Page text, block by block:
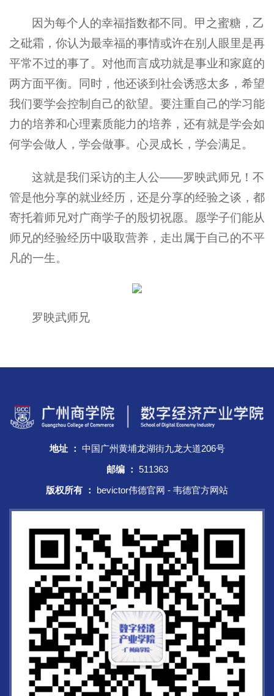
因为每个人的幸福指数都不同。甲之蜜糖，乙
之砒霜，你认为最幸福的事情或许在别人眼里是再
平常不过的事了。对他而言成功就是事业和家庭的
两方面平衡。同时，他还谈到社会诱惑太多，希望
我们要学会控制自己的欲望。要注重自己的学习能
力的培养和心理素质能力的培养，还有就是学会如
何学会做人，学会做事。心灵成长，学会满足。
这就是我们采访的主人公——罗映武师兄！不
管是他分享的就业经历，还是分享的经验之谈，都
寄托着师兄对广商学子的殷切祝愿。愿学子们能从
师兄的经验经历中吸取营养，走出属于自己的不平
凡的一生。
罗映武师兄
地址 ： 中国广州黄埔龙湖街九龙大道206号
邮编 ： 511363
版权所有 ：
bevictor伟德官网 - 韦德官方网站